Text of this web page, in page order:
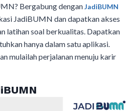
Bergabung denganJadiBUMN
JadiBUMN dan dapatkan akses
latihan soal berkualitas. Dapatkan
hanya dalam satu aplikasi.
mulailah perjalanan menuju karir